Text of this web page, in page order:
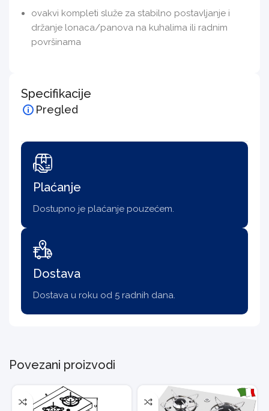
ovakvi kompleti služe za stabilno postavljanje i
držanje lonaca/panova na kuhalima ili radnim
površinama
Specifikacije
Pregled
Plaćanje
Dostupno je plaćanje pouzećem.
Dostava
Dostava u roku od 5 radnih dana.
Povezani proizvodi